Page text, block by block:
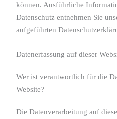
können. Ausführliche
Datenschutz entnehmen Sie
aufgeführten
Datenerfassung auf dieser
Wer ist verantwortlich für die
Website?
Die Datenverarbeitung auf